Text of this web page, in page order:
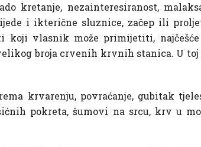
kretanje, nezainteresiranost,
i ikterične sluznice, začep ili
koji vlasnik može primijetiti,
broja crvenih krvnih stanica. U toj
krvarenju, povraćanje, gubitak
pokreta, šumovi na srcu, krv u